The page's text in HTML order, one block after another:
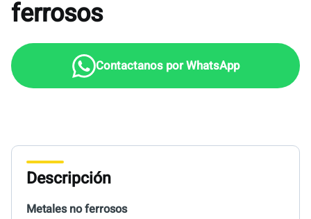
ferrosos
Descripción
Metales no ferrosos